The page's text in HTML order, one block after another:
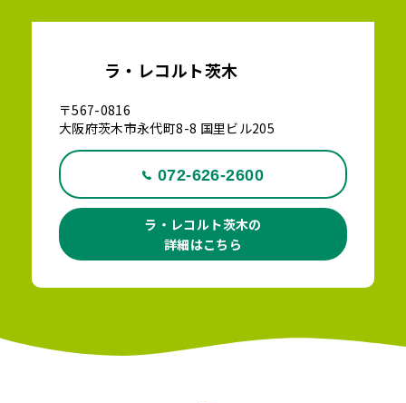
ラ・レコルト茨木
〒567-0816
大阪府茨木市永代町8-8 国里ビル205
072-626-2600
ラ・レコルト茨木の
詳細はこちら